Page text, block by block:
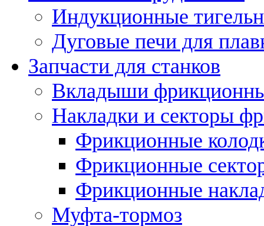
Индукционные
Дуговые печи для
Запчасти для станков
Вкладыши
Накладки и секторы
Фрикционные
Фрикционные
Фрикционные
Муфта-тормоз